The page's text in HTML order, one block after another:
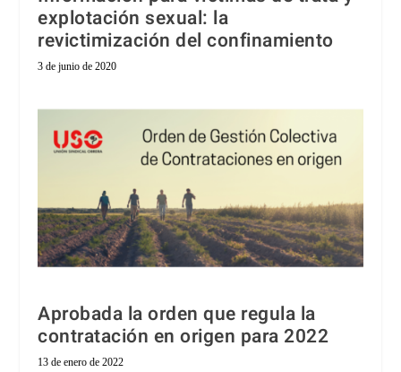
explotación sexual: la
revictimización del confinamiento
3 de junio de 2020
Aprobada la orden que regula la
contratación en origen para 2022
13 de enero de 2022